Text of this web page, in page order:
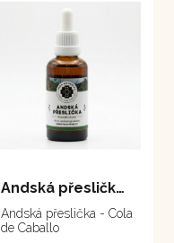
Andská přeslička 50 ml
Andská přeslička - Cola
de Caballo